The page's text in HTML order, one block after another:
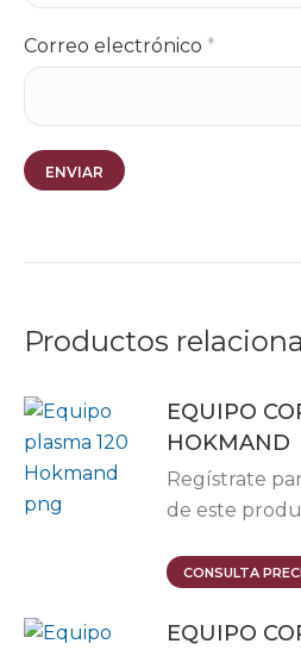
Correo electrónico *
Productos
EQUIPO
HOKMAND
Regístrate
de este
CONSULTA
EQUIPO